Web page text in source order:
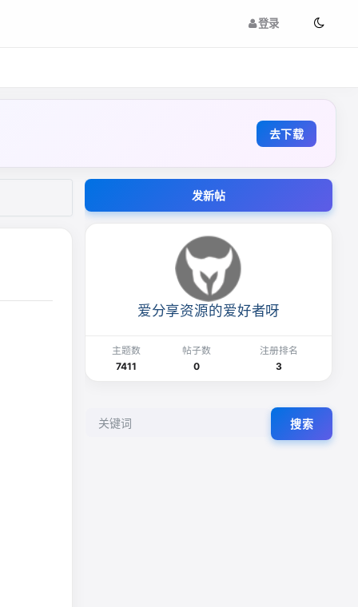
登录
去下载
发新帖
爱分享资源的爱好者呀
主题数
7411
帖子数
0
注册排名
3
搜索